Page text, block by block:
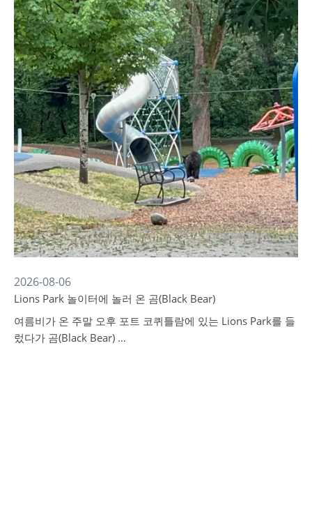
2026-08-06
Lions Park 놀이터에 놀러 온 곰(Black Bear)
여름비가 온 주말 오후 포트 코퀴틀람에 있는 Lions Park를 들
렀다가 곰(Black Bear) …